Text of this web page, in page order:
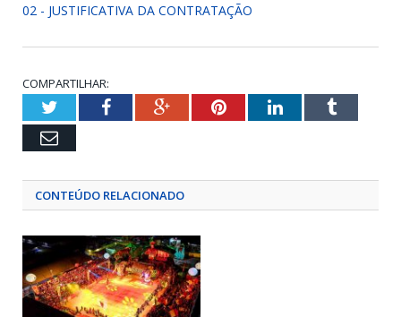
02 - JUSTIFICATIVA DA CONTRATAÇÃO
COMPARTILHAR:
TwitterFacebookGoogle+PinterestLinkedInTumblr
Email
CONTEÚDO RELACIONADO